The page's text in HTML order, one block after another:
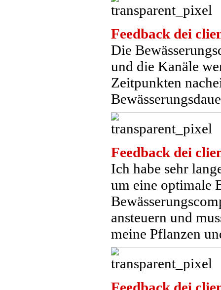
Feedback dei
Die
und die Kanäle
Zeitpunkten
Feedback dei
Ich habe sehr
um eine optimale
ansteuern und
meine Pflanzen